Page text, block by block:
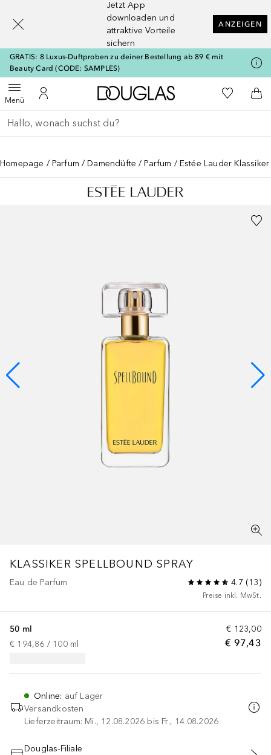
Jetzt App
downloaden und
attraktive Vorteile
sichern
ANZEIGEN
GRATIS: 8 Luxus-Duftproben zu deiner Bestellung ab 89 € mit
Beauty Card (CODE: SAMPLES)
MenüMenü öffnenZu Meinem Kundenkonto
Zur Douglas Startseite
Zu Meiner
Gehe zurück
Suche ausführen
Homepage Parfum Damendüfte Parfum Estée Lauder
KLASSIKER SPELLBOUND SPRAY
Eau de Parfum 4.7 (13)
Preise inkl. MwSt.
€ 123,00
€ 97,43
50 ml
€ 194,86 / 100 ml
Online: auf Lager
Versandkosten
Lieferzeitraum: Mi., 12.08.2026 bis Fr., 14.08.2026
Douglas-Filiale
[navigation.slideout.screenreader]